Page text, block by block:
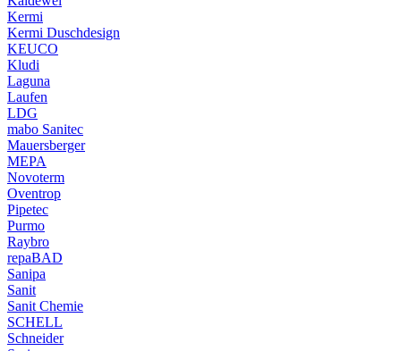
Kermi
Kermi Duschdesign
KEUCO
Kludi
Laguna
Laufen
LDG
mabo Sanitec
Mauersberger
MEPA
Novoterm
Oventrop
Pipetec
Purmo
Raybro
repaBAD
Sanipa
Sanit
Sanit Chemie
SCHELL
Schneider